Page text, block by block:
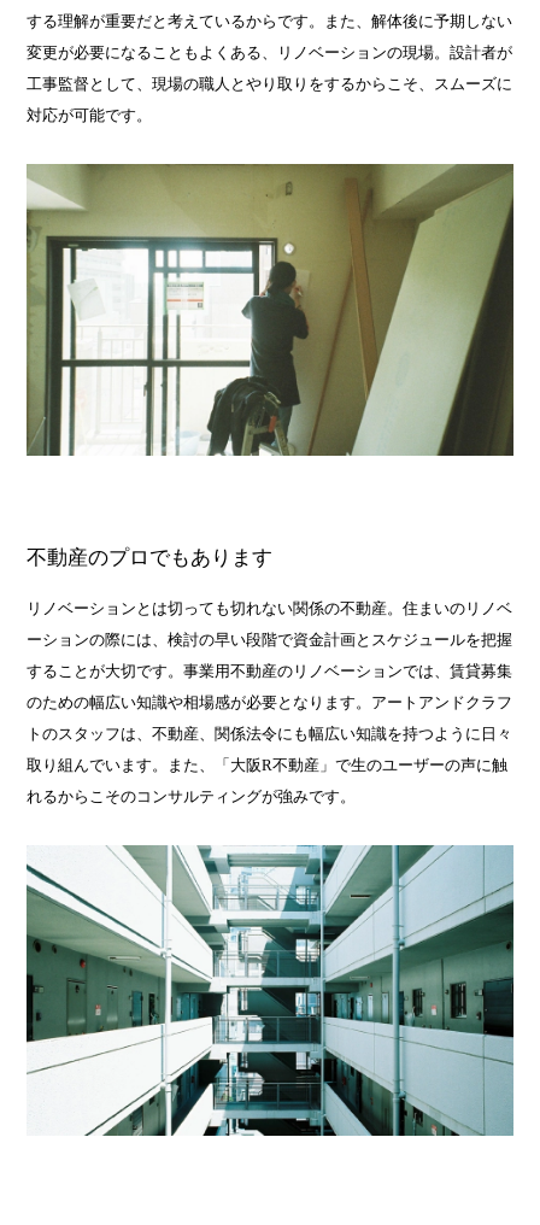
する理解が重要だと考えているからです。また、解体後に予期しない
変更が必要になることもよくある、リノベーションの現場。設計者が
工事監督として、現場の職人とやり取りをするからこそ、スムーズに
対応が可能です。
不動産のプロでもあります
リノベーションとは切っても切れない関係の不動産。住まいのリノベ
ーションの際には、検討の早い段階で資金計画とスケジュールを把握
することが大切です。事業用不動産のリノベーションでは、賃貸募集
のための幅広い知識や相場感が必要となります。アートアンドクラフ
トのスタッフは、不動産、関係法令にも幅広い知識を持つように日々
取り組んでいます。また、「大阪R不動産」で生のユーザーの声に触
れるからこそのコンサルティングが強みです。